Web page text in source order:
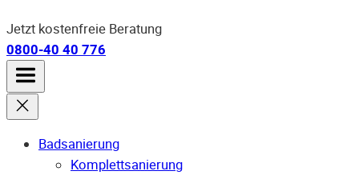
Jetzt kostenfreie Beratung
0800-40 40 776
Badsanierung
Komplettsanierung